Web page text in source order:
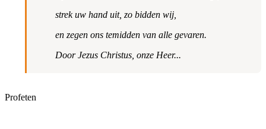
strek uw hand uit, zo bidden wij,
en zegen ons temidden van alle gevaren.
Door Jezus Christus, onze Heer...
Profeten